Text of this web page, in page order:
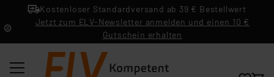
Kostenloser Standardversand ab 39 € Bestellwert
Jetzt zum ELV-Newsletter anmelden und einen 10 €
Gutschein erhalten